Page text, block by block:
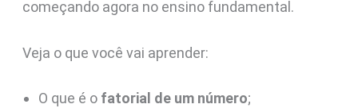
começando agora no ensino fundamental.
Veja o que você vai aprender:
O que é o fatorial de um número;